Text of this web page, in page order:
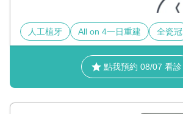
人工植牙 All on 4一日重建 全瓷冠
點我預約 08/07 看診